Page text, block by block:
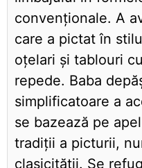
convenționale. A
care a pictat în
oțelari și tablouri
repede. Baba
simplificatoare a
se bazează pe
tradiții a picturii,
clasicității. Se